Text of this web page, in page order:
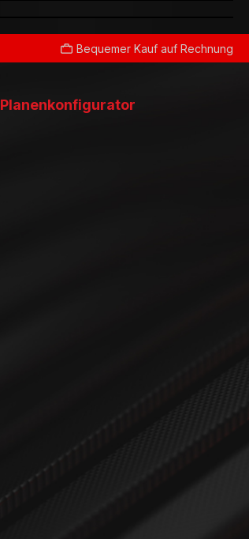
Bequemer Kauf auf Rechnung
Planenkonfigurator